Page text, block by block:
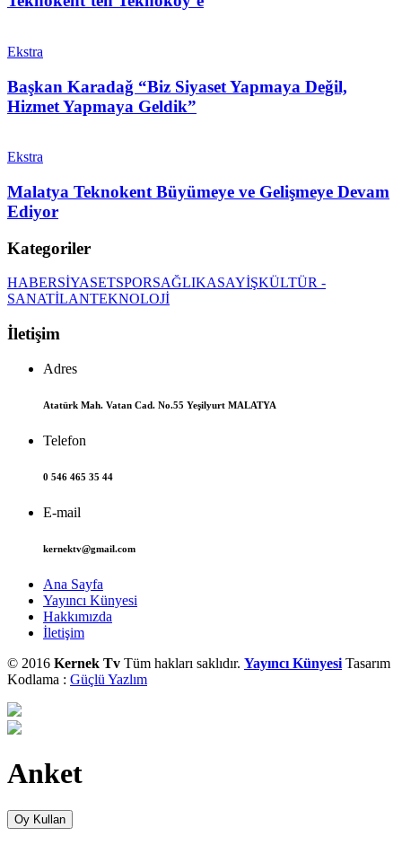
Ekstra
Başkan Karadağ “Biz Siyaset Yapmaya Değil,
Hizmet Yapmaya Geldik”
Ekstra
Malatya Teknokent Büyümeye ve Gelişmeye Devam
Ediyor
Kategoriler
HABERSİYASETSPORSAĞLIKASAYİŞKÜLTÜR -
SANATİLANTEKNOLOJİ
İletişim
Adres
Atatürk Mah. Vatan Cad. No.55 Yeşilyurt MALATYA
Telefon
0 546 465 35 44
E-mail
kernektv@gmail.com
Ana Sayfa
Yayıncı Künyesi
Hakkımızda
İletişim
© 2016 Kernek Tv Tüm hakları saklıdır. Yayıncı Künyesi Tasarım
Kodlama : Güçlü Yazlım
Anket